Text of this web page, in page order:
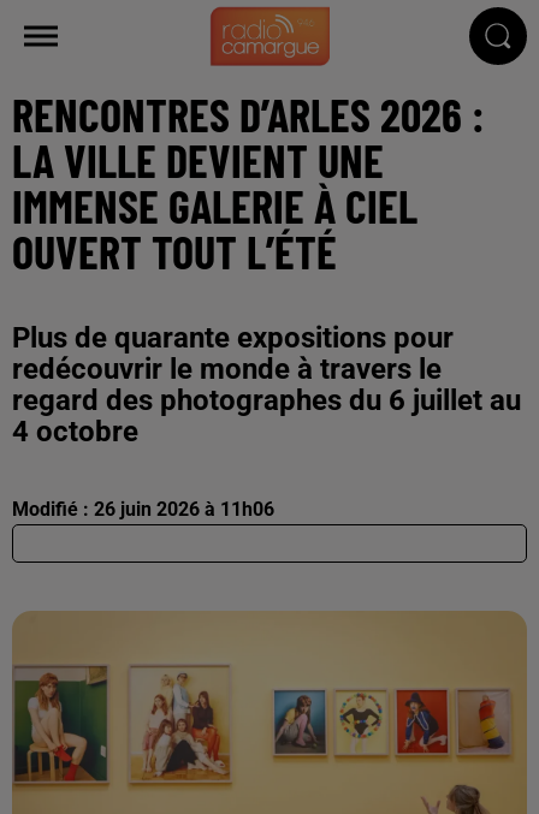
RENCONTRES D’ARLES 2026 :
LA VILLE DEVIENT UNE
IMMENSE GALERIE À CIEL
OUVERT TOUT L’ÉTÉ
Plus de quarante expositions pour
redécouvrir le monde à travers le
regard des photographes du 6 juillet au
4 octobre
Modifié : 26 juin 2026 à 11h06